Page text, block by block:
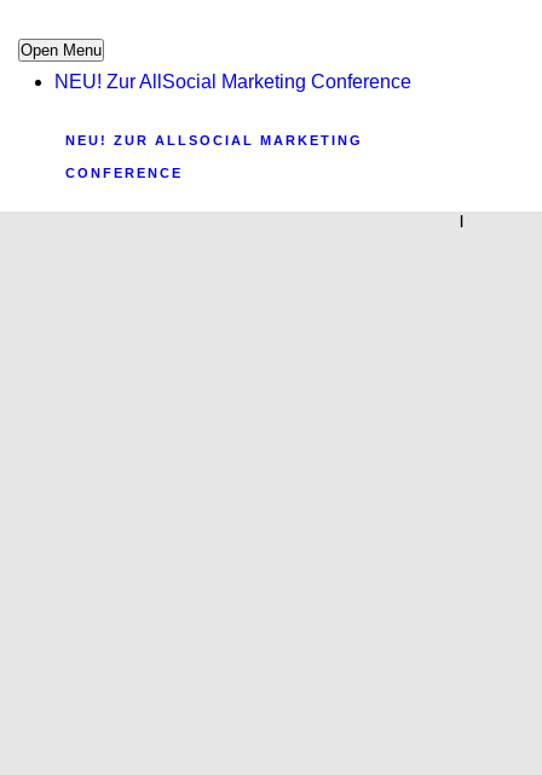
Open Menu
NEU! Zur AllSocial Marketing Conference
NEU! ZUR ALLSOCIAL MARKETING
CONFERENCE
|